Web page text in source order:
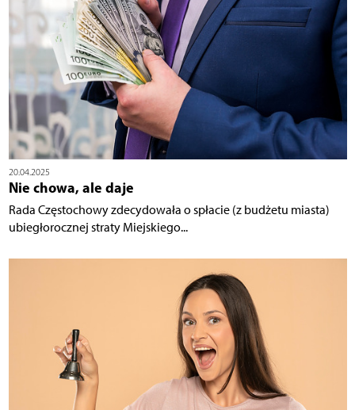
20.04.2025
Nie chowa, ale daje
Rada Częstochowy zdecydowała o spłacie (z budżetu miasta)
ubiegłorocznej straty Miejskiego...